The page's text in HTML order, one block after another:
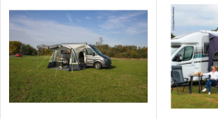
z
e
n
Nejprodávanější
Abecedně
ý
p
i